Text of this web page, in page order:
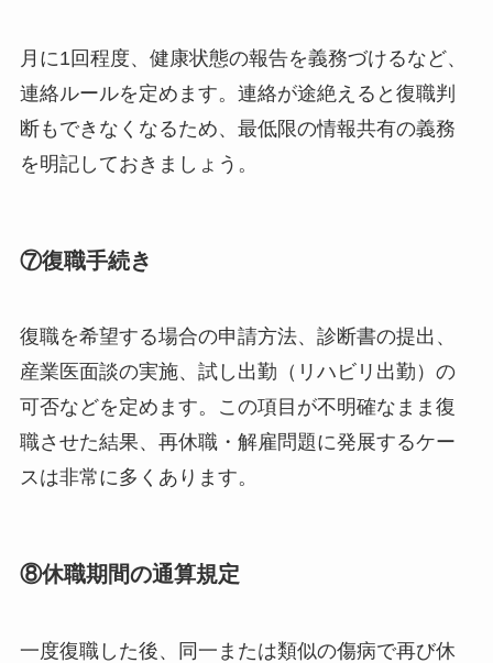
月に1回程度、健康状態の報告を義務づけるなど、
連絡ルールを定めます。連絡が途絶えると復職判
断もできなくなるため、最低限の情報共有の義務
を明記しておきましょう。
⑦復職手続き
復職を希望する場合の申請方法、診断書の提出、
産業医面談の実施、試し出勤（リハビリ出勤）の
可否などを定めます。この項目が不明確なまま復
職させた結果、再休職・解雇問題に発展するケー
スは非常に多くあります。
⑧休職期間の通算規定
一度復職した後、同一または類似の傷病で再び休